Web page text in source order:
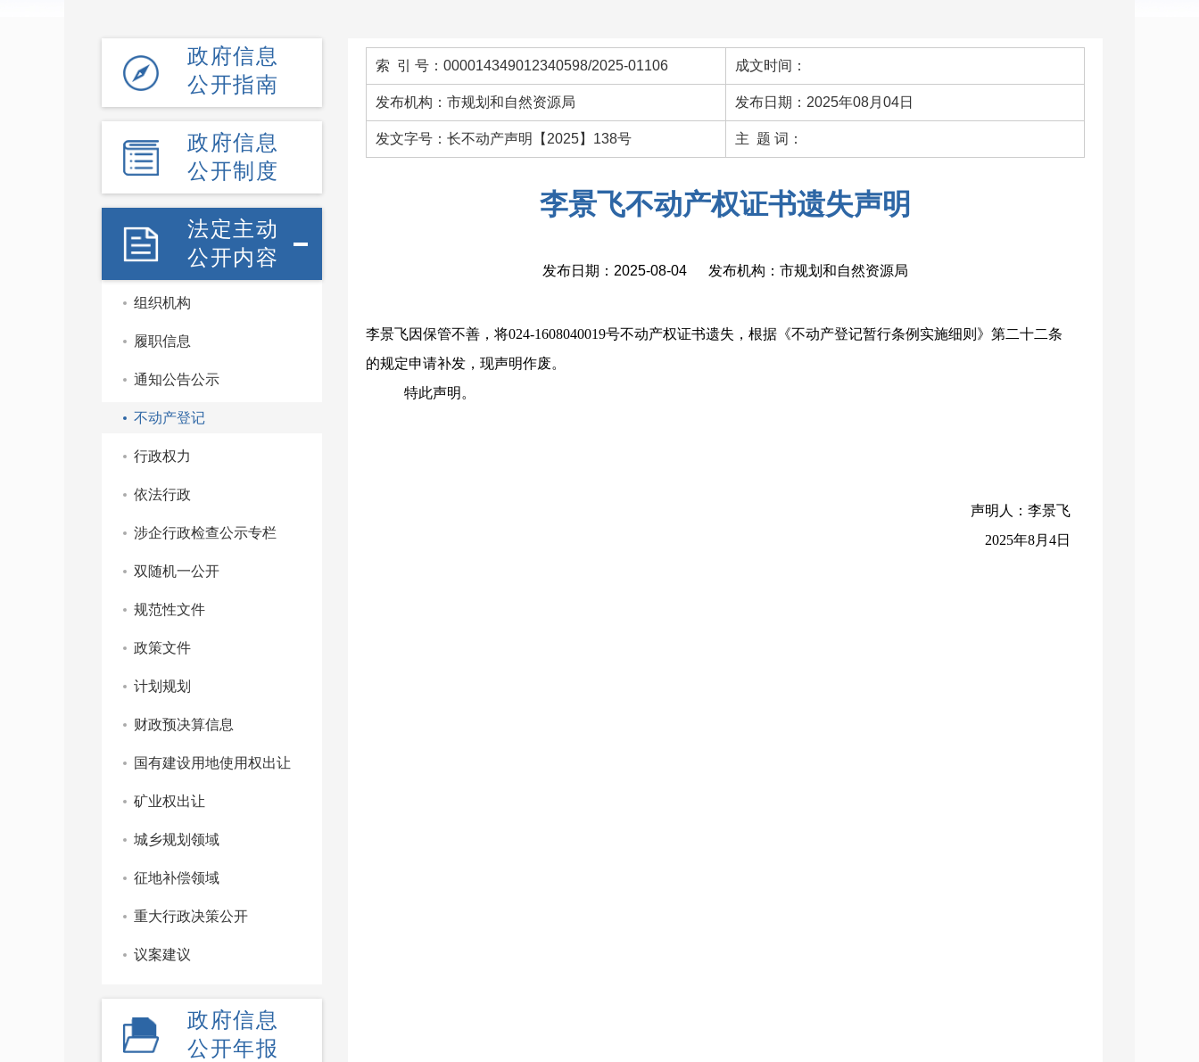
政府信息
公开指南
政府信息
公开制度
法定主动
公开内容
组织机构
履职信息
通知公告公示
不动产登记
行政权力
依法行政
涉企行政检查公示专栏
双随机一公开
规范性文件
政策文件
计划规划
财政预决算信息
国有建设用地使用权出让
矿业权出让
城乡规划领域
征地补偿领域
重大行政决策公开
议案建议
政府信息
公开年报
索 引 号：000014349012340598/2025-01106 成文时间：
发布机构：市规划和自然资源局 发布日期：2025年08月04日
发文字号：长不动产声明【2025】138号 主 题 词：
李景飞不动产权证书遗失声明
发布日期：2025-08-04 发布机构：市规划和自然资源局
李景飞因保管不善，将024-1608040019号不动产权证书遗失，根据《不动产登记暂行条例实施细则》第二十二条
的规定申请补发 ， 现声明作废。
特此声明。
声明人：李景飞
2025年8月4日